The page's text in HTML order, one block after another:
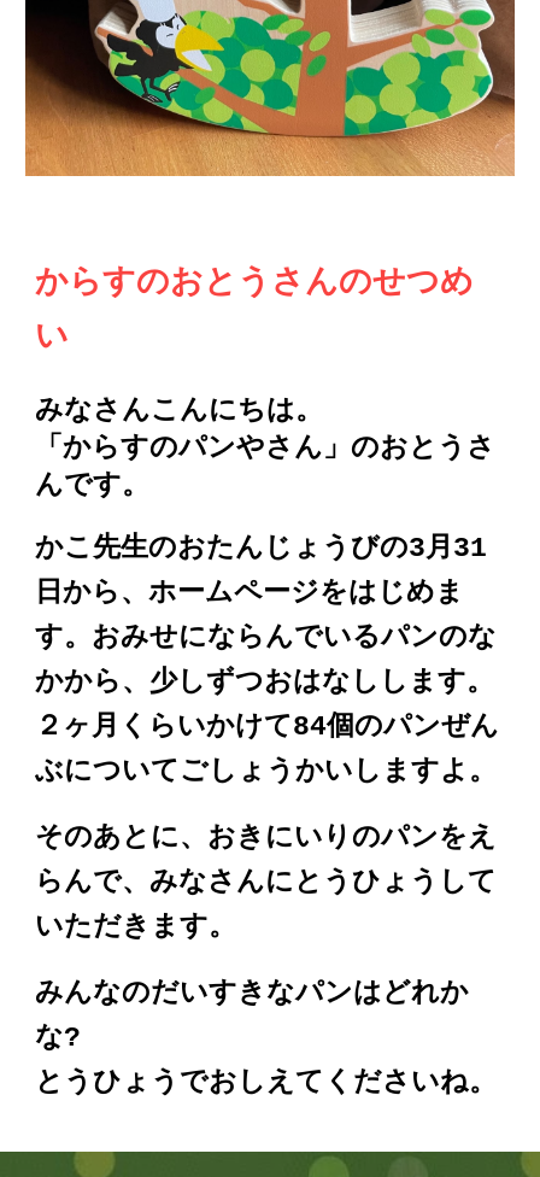
からすのおとうさんのせつめ
い
みなさんこんにちは。
「からすのパンやさん」のおとうさ
んです。
かこ先生のおたんじょうびの3月31
日から、ホームページをはじめま
す。おみせにならんでいるパンのな
かから、少しずつおはなしします。
２ヶ月くらいかけて84個のパンぜん
ぶについてごしょうかいしますよ。
そのあとに、おきにいりのパンをえ
らんで、みなさんにとうひょうして
いただきます。
みんなのだいすきなパンはどれか
な?
とうひょうでおしえてくださいね。